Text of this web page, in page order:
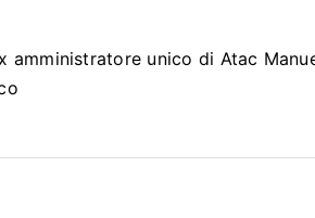
unico di Atac